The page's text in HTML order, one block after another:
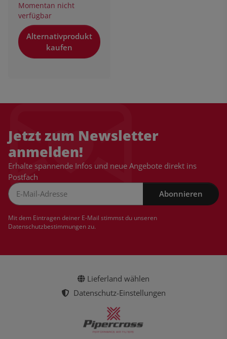
Momentan nicht
verfügbar
Alternativprodukt
kaufen
Jetzt zum Newsletter
anmelden!
Erhalte spannende Infos und neue Angebote direkt ins
Postfach
Abonnieren
Mit dem Eintragen deiner E-Mail stimmst du unseren
Datenschutzbestimmungenzu.
Lieferland wählen
Datenschutz-Einstellungen